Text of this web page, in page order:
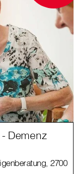
Demenz
2700